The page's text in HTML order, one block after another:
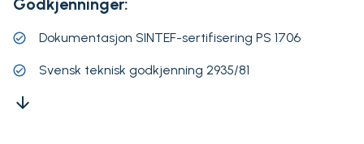
Godkjenninger:
Dokumentasjon SINTEF-sertifisering PS 1706
Svensk teknisk godkjenning 2935/81
arrow_downward